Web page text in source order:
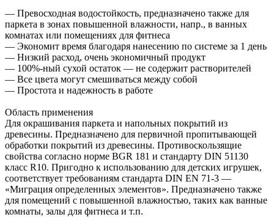
— Превосходная водостойкость, предназначено также для
паркета в зонах повышенной влажности, напр., в ванных
комнатах или помещениях для фитнеса
— Экономит время благодаря нанесению по системе за 1 день
— Низкий расход, очень экономичный продукт
— 100%-ный сухой остаток — не содержит растворителей
— Все цвета могут смешиваться между собой
— Простота и надежность в работе
Область применения
Для окрашивания паркета и напольных покрытий из
древесины. Предназначено для первичной пропитывающей
обработки покрытий из древесины. Противоскользящие
свойства согласно норме BGR 181 и стандарту DIN 51130
класс R10. Пригодно к использованию для детских игрушек,
соответствует требованиям стандарта DIN EN 71-3 —
«Миграция определенных элементов». Предназначено также
для помещений с повышенной влажностью, таких как ванные
комнаты, залы для фитнеса и т.п.